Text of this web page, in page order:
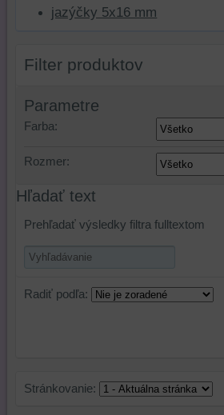
jazýčky 5x16 mm
Filter produktov
Parametre
Farba:
Rozmer:
Hľadať text
Prehľadať výsledky filtra fulltextom
Radiť podľa:
Stránkovanie: